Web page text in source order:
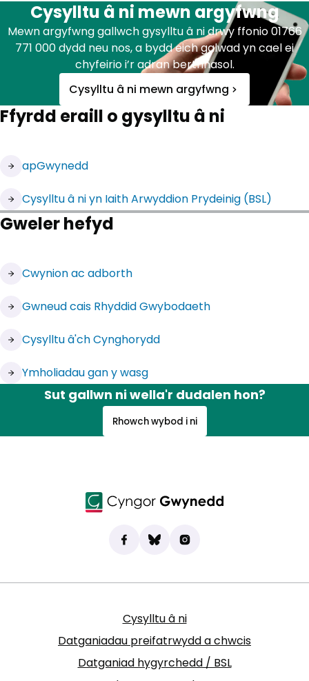
Cysylltu â ni mewn argyfwng
Mewn argyfwng gallwch gysylltu â ni drwy ffonio 01766
771 000 dydd neu nos, a bydd eich galwad yn cael ei
chyfeirio i’r adran berthnasol.
Cysylltu â ni mewn argyfwng
Ffyrdd eraill o gysylltu â ni
apGwynedd
Cysylltu â ni yn Iaith Arwyddion Prydeinig (BSL)
Gweler hefyd
Cwynion ac adborth
Gwneud cais Rhyddid Gwybodaeth
(yn agor mewn tab newydd)
Cysylltu â'ch Cynghorydd
Ymholiadau gan y wasg
Sut gallwn ni wella'r dudalen hon?
Rhowch wybod i ni
Dod o hyd i ni ar Facebook
(yn agor mewn tab newydd)
Bluesky
(yn agor mewn tab newydd)
Instagram
(yn agor mewn tab
Cysylltu â ni
Datganiadau preifatrwydd a chwcis
Datganiad hygyrchedd / BSL